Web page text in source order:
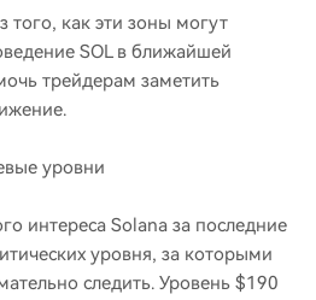
того, как эти зоны могут
SOL в ближайшей
трейдерам заметить
уровни
интереса Solana за последние
уровня, за которыми
следить. Уровень $190